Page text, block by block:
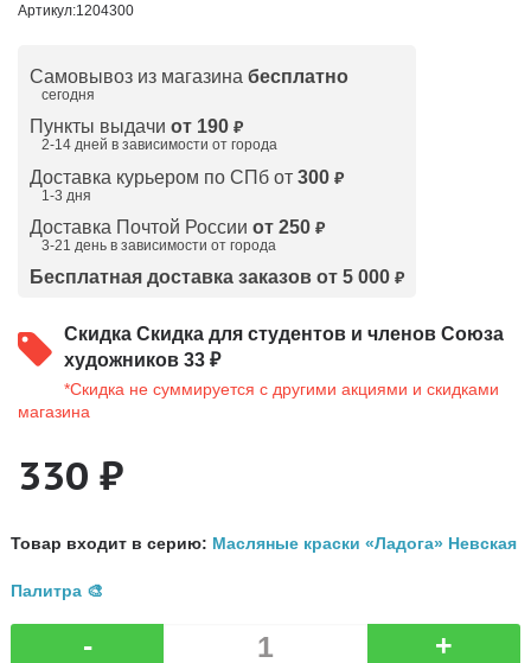
Артикул:1204300
Самовывоз из магазина бесплатно
сегодня
Пункты выдачи от 190 ₽
2-14 дней в зависимости от города
Доставка курьером по СПб от 300 ₽
1-3 дня
Доставка Почтой России от 250 ₽
3-21 день в зависимости от города
Бесплатная доставка заказов от 5 000 ₽
Скидка Скидка для студентов и членов Союза
художников 33 ₽
*Скидка не суммируется с другими акциями и скидками
магазина
330 ₽
Товар входит в серию: Масляные краски «Ладога» Невская
Палитра 🎨
- +